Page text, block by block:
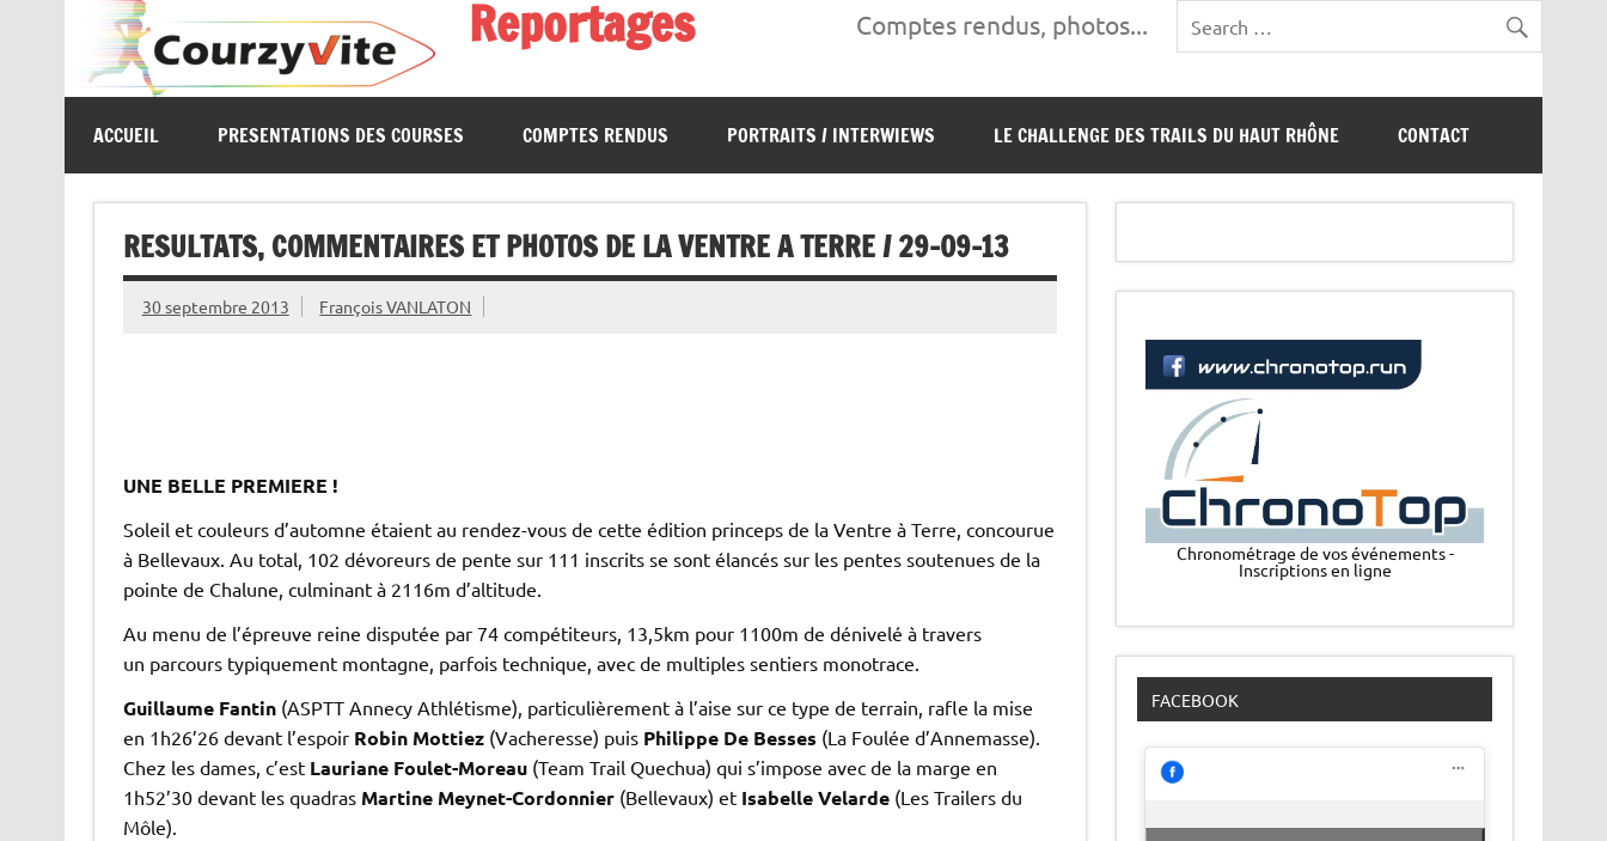
Reportages Comptes rendus, photos...
ACCUEIL PRESENTATIONS DES COURSES COMPTES RENDUS PORTRAITS / INTERWIEWS LE CHALLENGE DES TRAILS DU HAUT RHÔNE CONTACT
RESULTATS, COMMENTAIRES ET PHOTOS DE LA VENTRE A TERRE / 29-09-13
30 septembre 2013 François VANLATON
UNE BELLE PREMIERE !
Soleil et couleurs d’automne étaient au rendez-vous de cette édition princeps de la Ventre à Terre, concourue
à Bellevaux. Au total, 102 dévoreurs de pente sur 111 inscrits se sont élancés sur les pentes soutenues de la
pointe de Chalune, culminant à 2116m d’altitude.
Au menu de l’épreuve reine disputée par 74 compétiteurs, 13,5km pour 1100m de dénivelé à travers
un parcours typiquement montagne, parfois technique, avec de multiples sentiers monotrace.
Guillaume Fantin(ASPTT Annecy Athlétisme), particulièrement à l’aise sur ce type de terrain, rafle la mise
en 1h26’26 devant l’espoir Robin Mottiez(Vacheresse) puis Philippe De Besses (La Foulée d’Annemasse).
Chez les dames, c’est Lauriane Foulet-Moreau(Team Trail Quechua) qui s’impose avec de la marge en
1h52’30 devant les quadras Martine Meynet-Cordonnier(Bellevaux) et Isabelle Velarde(Les Trailers du
Môle).
Chronométrage de vos événements -
Inscriptions en ligne
FACEBOOK